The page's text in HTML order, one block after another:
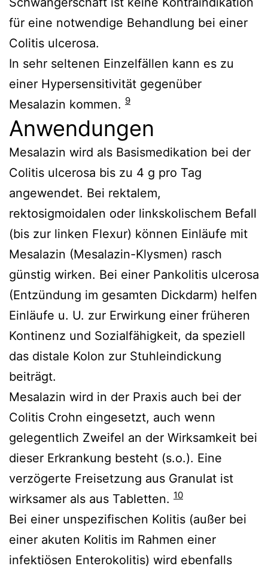
für eine notwendige Behandlung bei einer
Colitis ulcerosa.
In sehr seltenen Einzelfällen kann es zu
einer Hypersensitivität gegenüber
Mesalazin kommen. 9
Anwendungen
Mesalazin wird als Basismedikation bei der
Colitis ulcerosa bis zu 4 g pro Tag
angewendet. Bei rektalem,
rektosigmoidalen oder linkskolischem Befall
(bis zur linken Flexur) können Einläufe mit
Mesalazin (Mesalazin-Klysmen) rasch
günstig wirken. Bei einer Pankolitis ulcerosa
(Entzündung im gesamten Dickdarm) helfen
Einläufe u. U. zur Erwirkung einer früheren
Kontinenz und Sozialfähigkeit, da speziell
das distale Kolon zur Stuhleindickung
beiträgt.
Mesalazin wird in der Praxis auch bei der
Colitis Crohn eingesetzt, auch wenn
gelegentlich Zweifel an der Wirksamkeit bei
dieser Erkrankung besteht (s.o.). Eine
verzögerte Freisetzung aus Granulat ist
wirksamer als aus Tabletten. 10
Bei einer unspezifischen Kolitis (außer bei
einer akuten Kolitis im Rahmen einer
infektiösen Enterokolitis) wird ebenfalls